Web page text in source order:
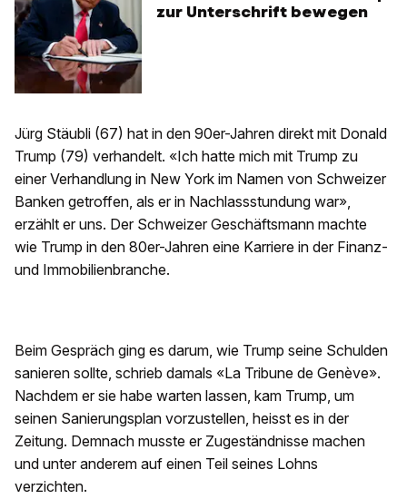
zur Unterschrift bewegen
Jürg Stäubli (67) hat in den 90er-Jahren direkt mit Donald
Trump (79) verhandelt. «Ich hatte mich mit Trump zu
einer Verhandlung in New York im Namen von Schweizer
Banken getroffen, als er in Nachlassstundung war»,
erzählt er uns. Der Schweizer Geschäftsmann machte
wie Trump in den 80er-Jahren eine Karriere in der Finanz-
und Immobilienbranche.
Beim Gespräch ging es darum, wie Trump seine Schulden
sanieren sollte, schrieb damals «La Tribune de Genève».
Nachdem er sie habe warten lassen, kam Trump, um
seinen Sanierungsplan vorzustellen, heisst es in der
Zeitung. Demnach musste er Zugeständnisse machen
und unter anderem auf einen Teil seines Lohns
verzichten.